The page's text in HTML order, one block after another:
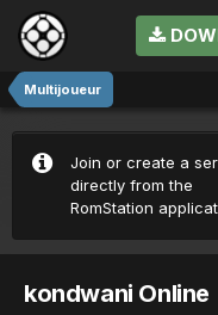
Multijoueur
Join or create a
directly from the
RomStation
kondwani Online